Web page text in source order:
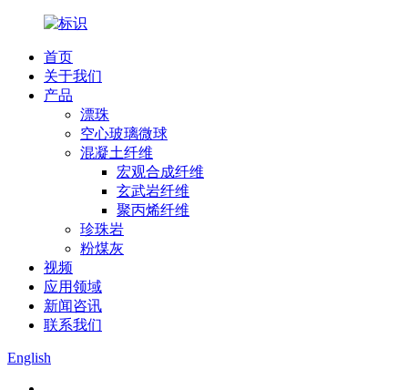
首页
关于我们
产品
漂珠
空心玻璃微球
混凝土纤维
宏观合成纤维
玄武岩纤维
聚丙烯纤维
珍珠岩
粉煤灰
视频
应用领域
新闻咨讯
联系我们
English